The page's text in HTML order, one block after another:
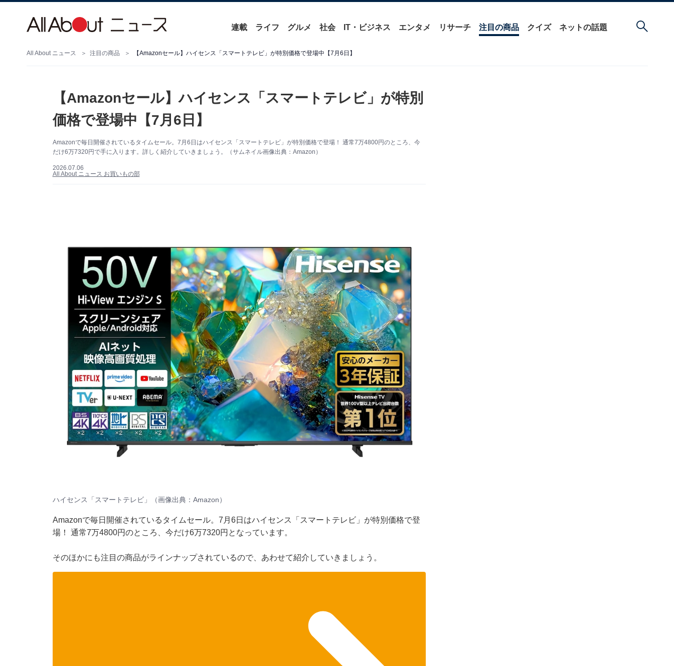
連載 ライフ グルメ 社会 IT・ビジネス エンタメ リサーチ 注目の商品 クイズ ネットの話題
All About ニュース 注目の商品 【Amazonセール】ハイセンス「スマートテレビ」が特別価格で登場中【7月6日】
【Amazonセール】ハイセンス「スマートテレビ」が特別
価格で登場中【7月6日】
Amazonで毎日開催されているタイムセール。7月6日はハイセンス「スマートテレビ」が特別価格で登場！ 通常7万4800円のところ、今
だけ6万7320円で手に入ります。詳しく紹介していきましょう。（サムネイル画像出典：Amazon）
2026.07.06
All About ニュース お買いもの部
ハイセンス「スマートテレビ」（画像出典：Amazon）
Amazonで毎日開催されているタイムセール。7月6日はハイセンス「スマートテレビ」が特別価格で登
場！ 通常7万4800円のところ、今だけ6万7320円となっています。
そのほかにも注目の商品がラインナップされているので、あわせて紹介していきましょう。